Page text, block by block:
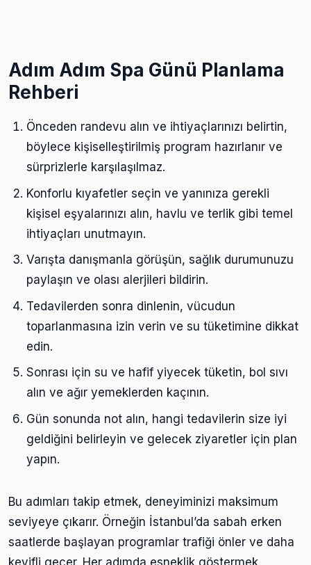
Adım Adım Spa Günü Planlama
Rehberi
Önceden randevu alın ve ihtiyaçlarınızı belirtin,
böylece kişiselleştirilmiş program hazırlanır ve
sürprizlerle karşılaşılmaz.
Konforlu kıyafetler seçin ve yanınıza gerekli
kişisel eşyalarınızı alın, havlu ve terlik gibi temel
ihtiyaçları unutmayın.
Varışta danışmanla görüşün, sağlık durumunuzu
paylaşın ve olası alerjileri bildirin.
Tedavilerden sonra dinlenin, vücudun
toparlanmasına izin verin ve su tüketimine dikkat
edin.
Sonrası için su ve hafif yiyecek tüketin, bol sıvı
alın ve ağır yemeklerden kaçının.
Gün sonunda not alın, hangi tedavilerin size iyi
geldiğini belirleyin ve gelecek ziyaretler için plan
yapın.
Bu adımları takip etmek, deneyiminizi maksimum
seviyeye çıkarır. Örneğin İstanbul’da sabah erken
saatlerde başlayan programlar trafiği önler ve daha
keyifli geçer. Her adımda esneklik göstermek,